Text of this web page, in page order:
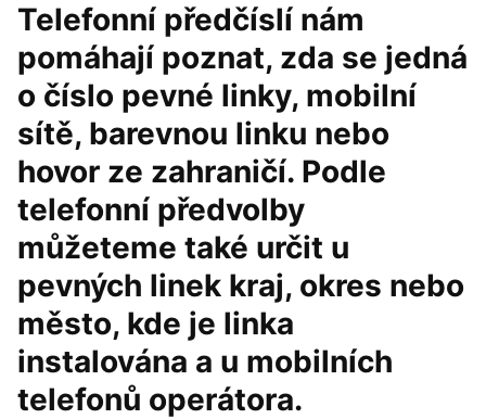
Telefonní předčíslí nám
pomáhají poznat, zda se jedná
o číslo pevné linky, mobilní
sítě, barevnou linku nebo
hovor ze zahraničí. Podle
telefonní předvolby
můžeteme také určit u
pevných linek kraj, okres nebo
město, kde je linka
instalována a u mobilních
telefonů operátora.